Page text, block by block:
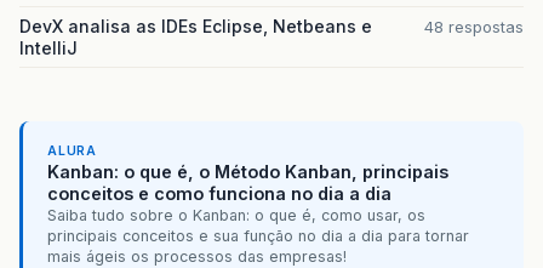
DevX analisa as IDEs Eclipse, Netbeans e
IntelliJ
48 respostas
ALURA
Kanban: o que é, o Método Kanban, principais
conceitos e como funciona no dia a dia
Saiba tudo sobre o Kanban: o que é, como usar, os
principais conceitos e sua função no dia a dia para tornar
mais ágeis os processos das empresas!